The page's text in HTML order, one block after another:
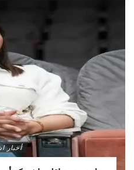
أخبار